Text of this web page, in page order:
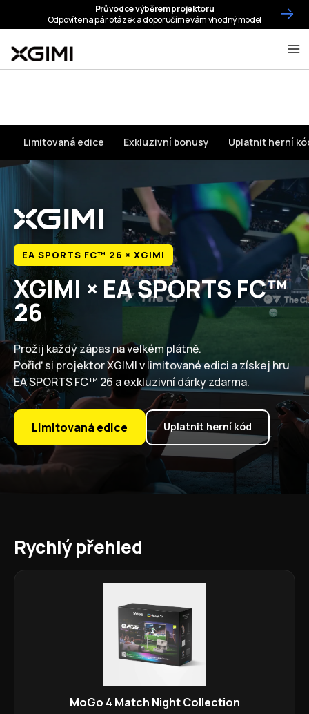
Limitovaná edice Exkluzivní bonusy Uplatnit herní
EA SPORTS FC™ 26 × XGIMI
XGIMI × EA SPORTS FC™
26
Prožij každý zápas na velkém plátně.
Pořiď si projektor XGIMI v limitované edici a získej hru
EA SPORTS FC™ 26 a exkluzivní dárky zdarma.
Limitovaná edice Uplatnit herní kód
Rychlý přehled
MoGo 4 Match Night Collection